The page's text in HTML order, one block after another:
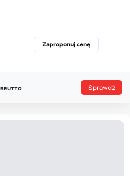
Zaproponuj cenę
BRUTTO Sprawdź